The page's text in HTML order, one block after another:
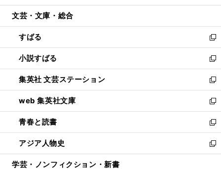
開
ウ
開
く
ン
ウ
で
開
く
ウ
ン
ド
ウ
で
開
く
文芸・文庫・総合
すばる
新
し
い
ウ
ィ
ン
ド
ウ
で
開
く
小説すばる
新
し
い
ウ
ィ
ン
ド
ウ
で
開
集英社 文芸ステーション
新
し
い
ウ
ィ
ン
ド
ウ
web 集英社文庫
新
し
い
ウ
ィ
ン
青春と読書
新
し
い
ウ
アジア人物史
新
し
学芸・ノンフィクション・新書